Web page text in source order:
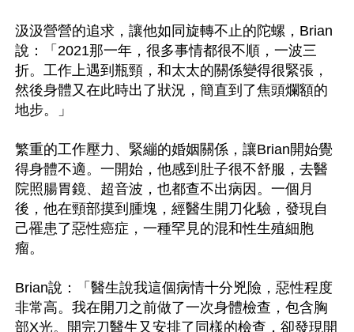
汲汲營營的追求，讓他如同旋轉不止的陀螺，Brian
說：「2021那一年，很多事情都很不順，一波三
折。工作上遇到瓶頸，和太太的關係變得很緊張，
然後身體又在此時出了狀況，簡直到了焦頭爛額的
地步。」
繁重的工作壓力、緊繃的婚姻關係，讓Brian開始覺
得身體不適。一開始，他感到肚子很不舒服，去醫
院照腸胃鏡、超音波，也都查不出病因。一個月
後，他在頸部摸到腫塊，經醫生開刀化驗，發現自
己罹患了惡性癌症，一種罕見的混和性生殖細胞
瘤。
Brian說：「醫生說我這個病情十分兇險，惡性程度
非常高。我在開刀之前做了一次身體檢查，包含胸
部X光。開完刀醫生又安排了同樣的檢查，卻發現開